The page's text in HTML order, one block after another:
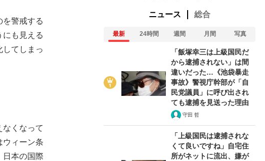
警戒する
も見える
してしまっ
くなって
ウィーン条
日本の国際
ニュース 総合
最新 24時間 週間 月間 写真
「飯塚幸三は上級国民だ
から逮捕されない」は間
違いだった…《池袋暴走
事故》警視庁幹部が「自
民党議員」に呼び出され
ても逮捕を見送った理由
守田 哲
「上級国民は逮捕されな
くて良いですね」自宅住
所がネットに流出、嫌が